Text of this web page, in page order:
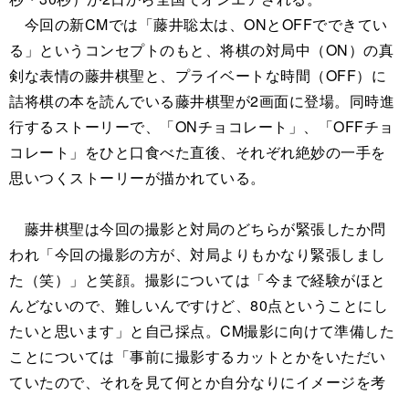
今回の新CMでは「藤井聡太は、ONとOFFでできてい
る」というコンセプトのもと、将棋の対局中（ON）の真
剣な表情の藤井棋聖と、プライベートな時間（OFF）に
詰将棋の本を読んでいる藤井棋聖が2画面に登場。同時進
行するストーリーで、「ONチョコレート」、「OFFチョ
コレート」をひと口食べた直後、それぞれ絶妙の一手を
思いつくストーリーが描かれている。
藤井棋聖は今回の撮影と対局のどちらが緊張したか問
われ「今回の撮影の方が、対局よりもかなり緊張しまし
た（笑）」と笑顔。撮影については「今まで経験がほと
んどないので、難しいんですけど、80点ということにし
たいと思います」と自己採点。CM撮影に向けて準備した
ことについては「事前に撮影するカットとかをいただい
ていたので、それを見て何とか自分なりにイメージを考